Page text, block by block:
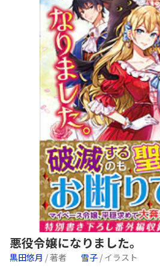
悪役令嬢になりました。
黒田悠月 / 著者 雪子 / イラスト